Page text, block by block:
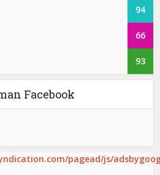
94
66
93
Facebook
pagead/js/